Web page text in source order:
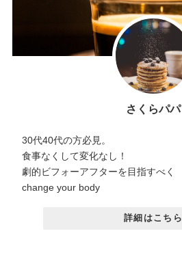
さくらパパ
30代40代の方必見。
食事なくして変化なし！
劇的ビフォーアフターを目指すべく
change your body
詳細はこちら